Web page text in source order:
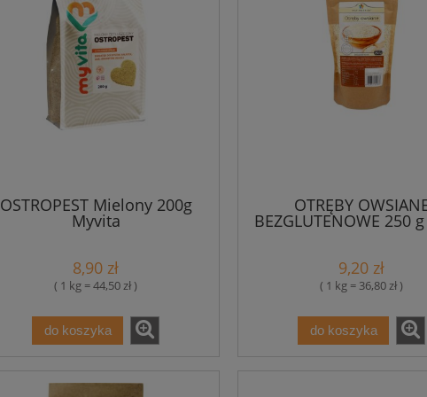
OSTROPEST Mielony 200g
Myvita
8,90 zł
( 1 kg = 44,50 zł )
do koszyka
OTRĘBY
BEZGLUTENOWE 250
9,20 zł
( 1 kg = 36,80 zł )
do koszyka